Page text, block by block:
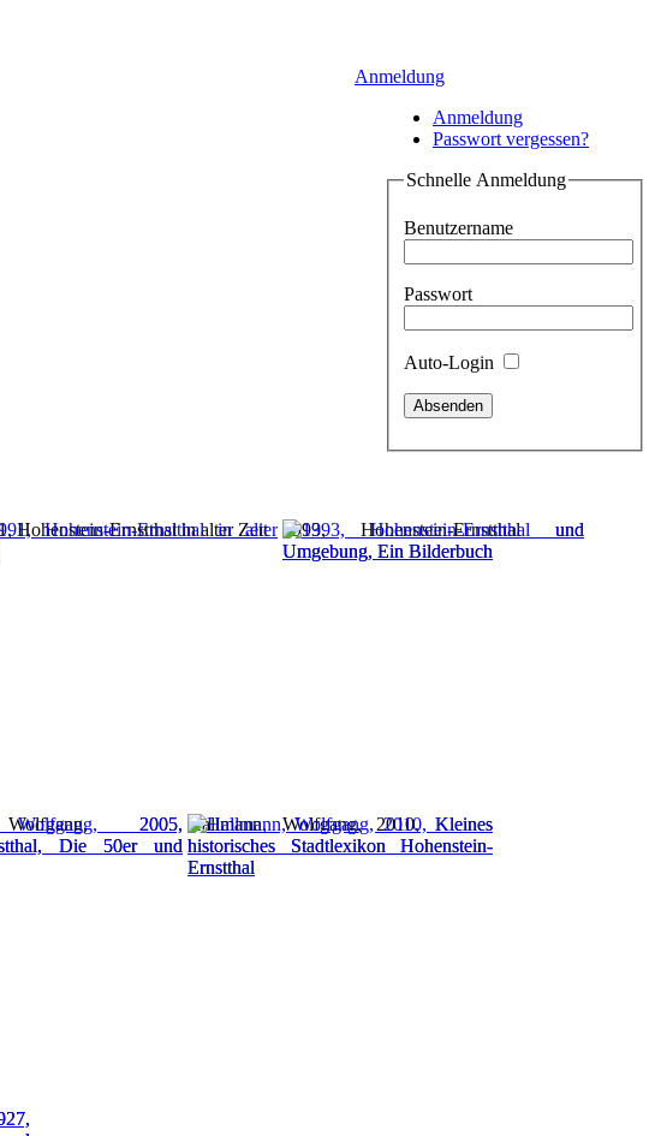
Anmeldung
Anmeldung
Passwort vergessen?
Schnelle Anmeldung
Benutzername
Passwort
Auto-Login
Hohenstein-Ernstthal in alter Zeit
1993, Hohenstein-Ernstthal und
Umgebung, Ein Bilderbuch
2005,
Die 50er und
Hallmann, Wolfgang, 2010, Kleines
historisches Stadtlexikon Hohenstein-
Ernstthal